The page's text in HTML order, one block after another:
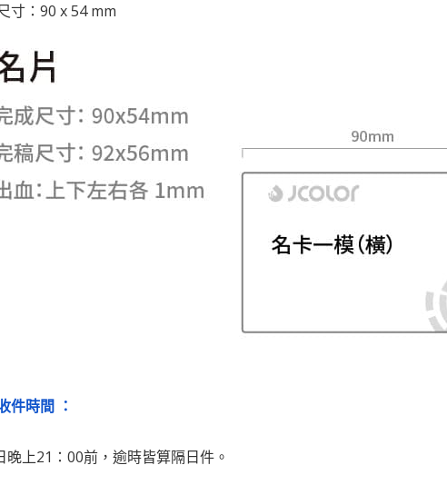
寸：90 x 54 mm
件時間 ：
晚上21：00前，逾時皆算隔日件。